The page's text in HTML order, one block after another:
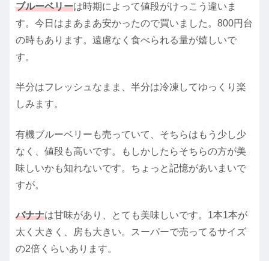
ブルーベリーは時期によって値段がけっこう違いま
す。今日はまあまあ安かったので買いました。800円台
の時もあります。遠慮なく食べられる量が嬉しいで
す。
半分はフレッシュなまま、半分は冷凍してゆっくり楽
しみます。
有機ブルーベリーも売っていて、そちらはもう少し少
なく、値段も高いです。もしかしたらそちらの方が美
味しいかも知れないです。ちょっと記憶があいまいで
すが。
バナナは甘味があり、とても美味しいです。1本1本が
太く大きく、房も大きい。スーパーで売ってるサイズ
の2倍くらいあります。